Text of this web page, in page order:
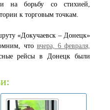
на борьбу со стихией,
к торговым точкам.
«Докучаевск – Донецк»
что вчера, 6 февраля,
рейсы в Донецк были